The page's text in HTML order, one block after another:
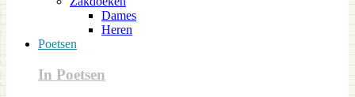
Dames
Heren
Poetsen
In Poetsen